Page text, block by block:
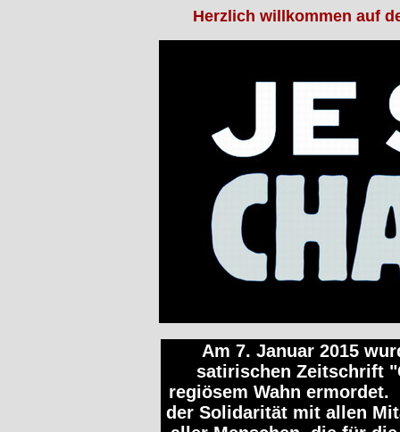
Herzlich willkommen auf
Am 7. Januar 2015
satirischen Zeitschrift
regiösem Wahn
der Solidarität mit allen